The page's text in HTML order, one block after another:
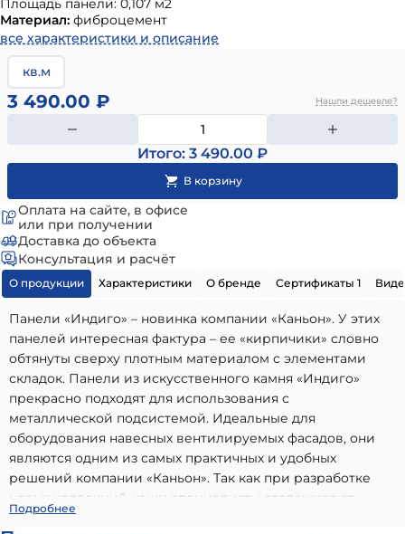
Площадь панели: 0,107 м2
Материал: фиброцемент
все характеристики и описание
кв.м
3 490.00 ₽ Нашли дешевле?
Итого: 3 490.00 ₽
Оплата на сайте, в офисе
или при получении
Доставка до объекта
Консультация и расчёт
О продукции Характеристики О бренде Сертификаты 1
Панели «Индиго» – новинка компании «Каньон». У этих
панелей интересная фактура – ее «кирпичики» словно
обтянуты сверху плотным материалом с элементами
складок. Панели из искусственного камня «Индиго»
прекрасно подходят для использования с
металлической подсистемой. Идеальные для
оборудования навесных вентилируемых фасадов, они
являются одним из самых практичных и удобных
решений компании «Каньон». Так как при разработке
новых коллекций наши специалисты отслеживают
актуальные запросы клиентов, эта новинка оказалась
Камень-панель Индиго Цвет №34 674х193х20
Подробнее